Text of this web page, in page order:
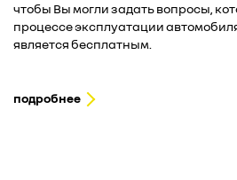
чтобы Вы могли задать вопросы,
процессе эксплуатации
является бесплатным.
подробнее